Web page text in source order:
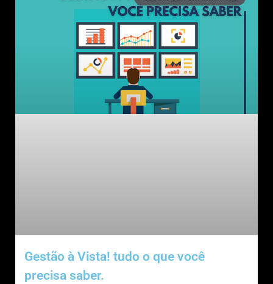
Gestão à Vista! tudo o que você
precisa saber.